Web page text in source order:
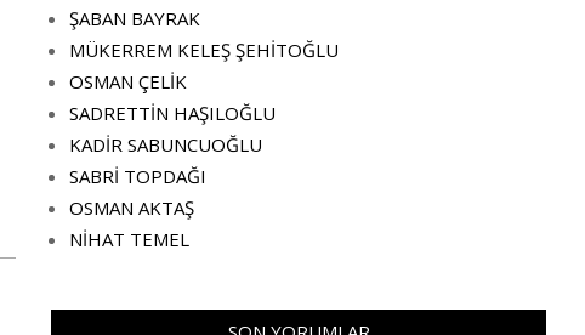
ŞABAN BAYRAK
MÜKERREM KELEŞ ŞEHİTOĞLU
OSMAN ÇELİK
SADRETTİN HAŞILOĞLU
KADİR SABUNCUOĞLU
SABRİ TOPDAĞI
OSMAN AKTAŞ
NİHAT TEMEL